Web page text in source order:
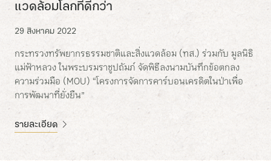
แวดล้อมโลกที่ดีกว่า
29 สิงหาคม 2022
กระทรวงทรัพยากรธรรมชาติและสิ่งแวดล้อม (ทส.) ร่วมกับ มูลนิธิ
แม่ฟ้าหลวง ในพระบรมราชูปถัมภ์ จัดพิธีลงนามบันทึกข้อตกลง
ความร่วมมือ (MOU) “โครงการจัดการคาร์บอนเครดิตในป่าเพื่อ
การพัฒนาที่ยั่งยืน”
รายละเอียด